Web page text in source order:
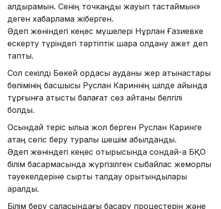
қалдырамын. Сенің точкаңды жауып тастаймын»
деген хабарлама жіберген.
Әдеп жөніндегі кеңес мүшелері Нұрлан Ғазиевке
ескерту түріндегі тәртіптік шара қолдану қажет деп
тапты.
Сол секілді Бөкей ордасы ауданы жер қатынастары
бөлімінің басшысы Руслан Кариннің шілде айында
тұрғынға қатысты балағат сөз айтқаны белгілі
болды.
Осындай теріс қылыққа жол берген Руслан Каринге
қатаң сөгіс беру туралы шешім қабылданды.
Әдеп жөніндегі кеңес отырысында сондай-ақ БҚО
білім басқармасында жүргізілген сыбайлас жемқорлық
тәуекелдеріне сыртқы талдау қорытындылары
қаралды.
Білім беру саласындағы басқару процестерін және